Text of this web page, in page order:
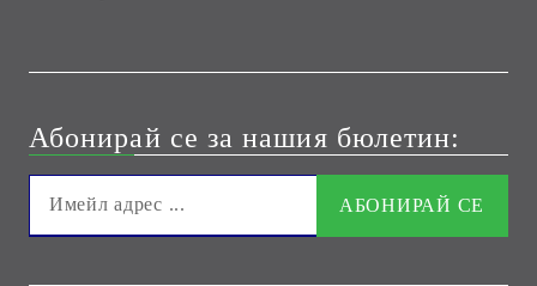
Абонирай се за нашия бюлетин: